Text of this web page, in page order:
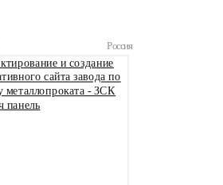
Россия